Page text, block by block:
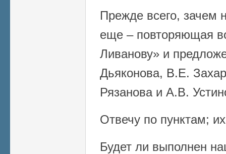
Прежде всего, зачем
еще – повторяющая
Ливанову» и
Дьяконова, В.Е.
Рязанова и А.В.
Отвечу по пунктам;
Будет ли выполнен